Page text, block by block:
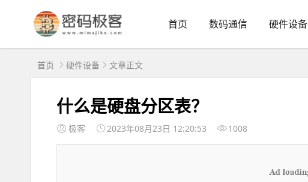
首页 数码通信 硬件设备
首页 硬件设备 文章正文
什么是硬盘分区表？
极客 2023年08月23日 12:20:53 1008